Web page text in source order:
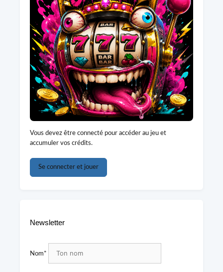
Vous devez être connecté pour accéder au jeu et
accumuler vos crédits.
Se connecter et jouer
Newsletter
Nom*